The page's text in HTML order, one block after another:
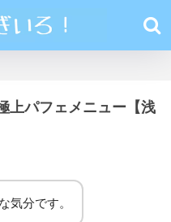
上パフェメニュー【浅
気分です。